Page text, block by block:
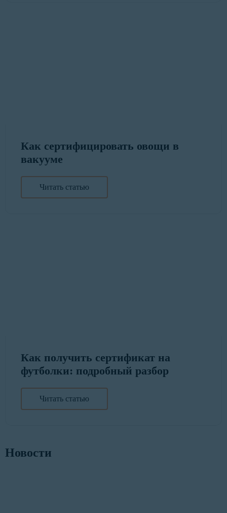
Как сертифицировать овощи в
вакууме
Читать статью
Как получить сертификат на
футболки: подробный разбор
Читать статью
Новости